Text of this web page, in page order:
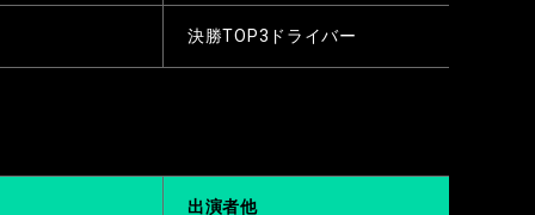
決勝TOP3ドライバー
出演者他